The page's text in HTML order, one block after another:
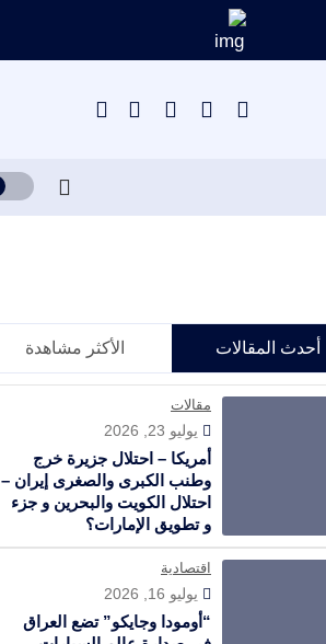
أحدث المقالات الأكثر مشاهدة
مقالات
يوليو 23, 2026
أمريكا – احتلال جزيرة خرج
وطنب الكبرى والصغرى إيران –
احتلال الكويت والبحرين و جزء
و تطويق الإمارات؟
اقتصادية
يوليو 16, 2026
“أومودا وجايكو” تضع العراق